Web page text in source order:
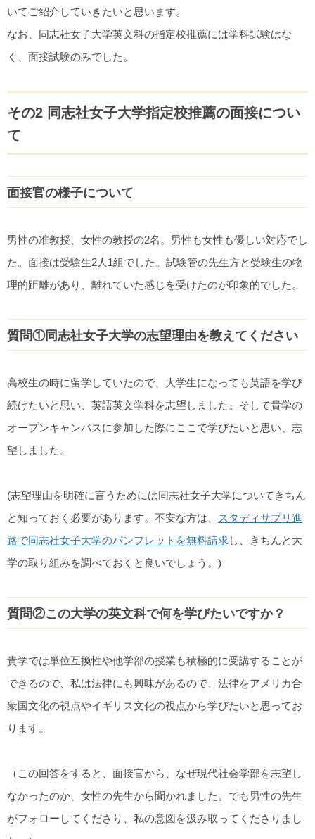
いてご紹介していきたいと思います。
なお、同志社女子大学英文科の指定校推薦には学科試験はな
く、面接試験のみでした。
その2 同志社女子大学指定校推薦の面接につい
て
面接官の様子について
男性の准教授、女性の教授の2名。男性も女性も優しい対応でし
た。面接は受験生2人1組でした。試験管の先生方と受験生の物
理的距離があり、離れていた感じを受けたのが印象的でした。
質問①同志社女子大学の志望理由を教えてください
高校生の時に留学していたので、大学生になっても英語を学び
続けたいと思い、英語英文学科を志望しました。そして貴学の
オープンキャンパスに参加した際にここで学びたいと思い、志
望しました。
(志望理由を明確に言うためには同志社女子大学についてきちん
と知っておく必要があります。不安な方は、
スタディサプリ進
路で同志社女子大学のパンフレットを無料請求し、きちんと大
学の取り組みを調べておくと良いでしょう。)
質問②この大学の英文科で何を学びたいですか？
貴学では単位互換性や他学部の授業も積極的に受講することが
できるので、私は法律にも興味があるので、法律をアメリカ合
衆国文化の視点やイギリス文化の視点から学びたいと思ってお
ります。
（この回答をすると、面接官から、なぜ現代社会学部を志望し
なかったのか、女性の先生から聞かれました。でも男性の先生
がフォローしてくださり、私の意図を汲み取ってくださりまし